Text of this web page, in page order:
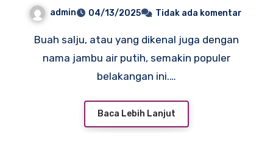
untuk Hidangan Penutup?
admin 04/13/2025 Tidak ada komentar
Buah salju, atau yang dikenal juga dengan
nama jambu air putih, semakin populer
belakangan ini.…
Baca Lebih Lanjut